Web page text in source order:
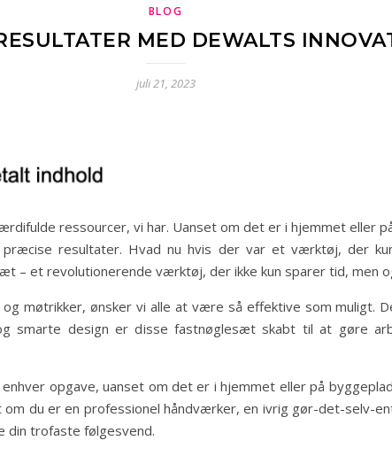
BLOG
MED DEWALTS
juli 21, 2023
ressourcer, vi har. Uanset om det er i hjemmet eller
resultater. Hvad nu hvis der var et værktøj, der
– et revolutionerende værktøj, der ikke kun sparer tid, men
møtrikker, ønsker vi alle at være så effektive som muligt.
smarte design er disse fastnøglesæt skabt til at gøre
opgave, uanset om det er i hjemmet eller på
du er en professionel håndværker, en ivrig gør-det-selv-
din trofaste følgesvend.